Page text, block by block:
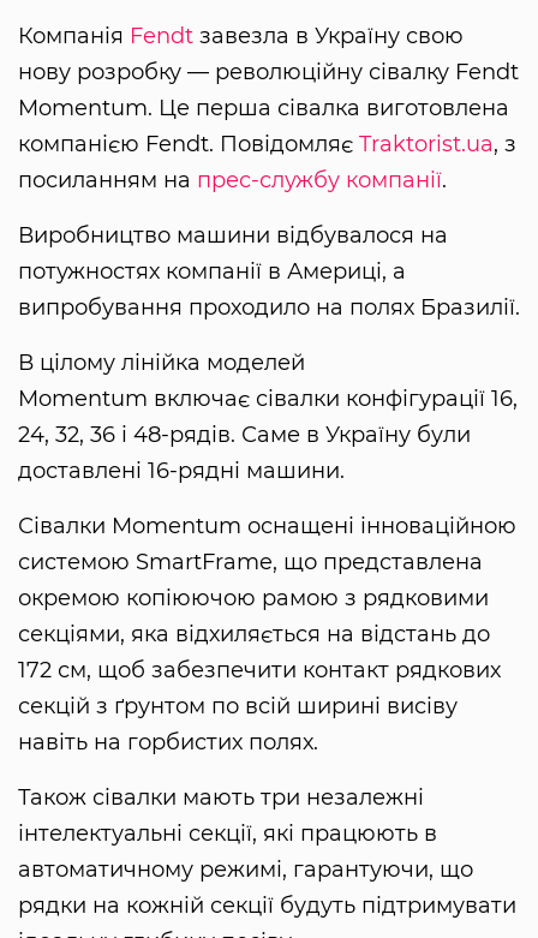
Компанія Fendt завезла в Україну свою
нову розробку — революційну сівалку Fendt
Momentum. Це перша сівалка виготовлена
компанією Fendt. Повідомляє Traktorist.ua, з
посиланням на прес-службу компанії.
Виробництво машини відбувалося на
потужностях компанії в Америці, а
випробування проходило на полях Бразилії.
В цілому лінійка моделей
Momentum включає сівалки конфігурації 16,
24, 32, 36 і 48-рядів. Саме в Україну були
доставлені 16-рядні машини.
Сівалки Momentum оснащені інноваційною
системою SmartFrame, що представлена
окремою копіюючою рамою з рядковими
секціями, яка відхиляється на відстань до
172 см, щоб забезпечити контакт рядкових
секцій з ґрунтом по всій ширині висіву
навіть на горбистих полях.
Також сівалки мають три незалежні
інтелектуальні секції, які працюють в
автоматичному режимі, гарантуючи, що
рядки на кожній секції будуть підтримувати